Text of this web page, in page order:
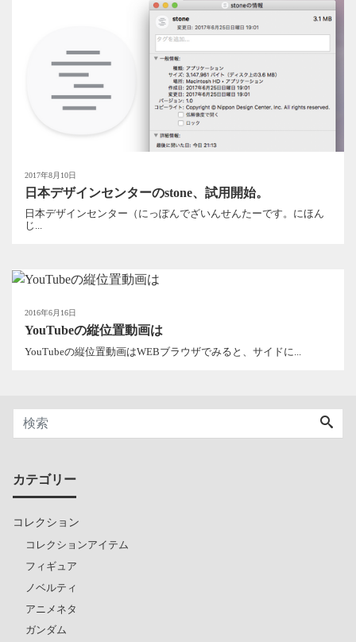
2017年8月10日
日本デザインセンターのstone、試用開始。
日本デザインセンター（にっぽんでざいんせんたーです。にほん
じ...
2016年6月16日
YouTubeの縦位置動画は
YouTubeの縦位置動画はWEBブラウザでみると、サイドに...
カテゴリー
コレクション
コレクションアイテム
フィギュア
ノベルティ
アニメネタ
ガンダム